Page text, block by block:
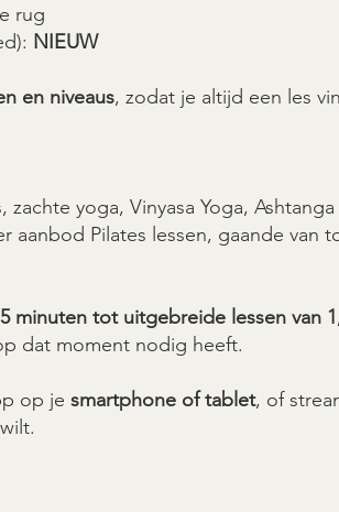
rug
NIEUW
en niveaus, zodat je altijd een les
zachte yoga, Vinyasa Yoga,
Pilates lessen, gaande van
minuten tot uitgebreide lessen van
dat moment nodig heeft.
op je smartphone of tablet, of